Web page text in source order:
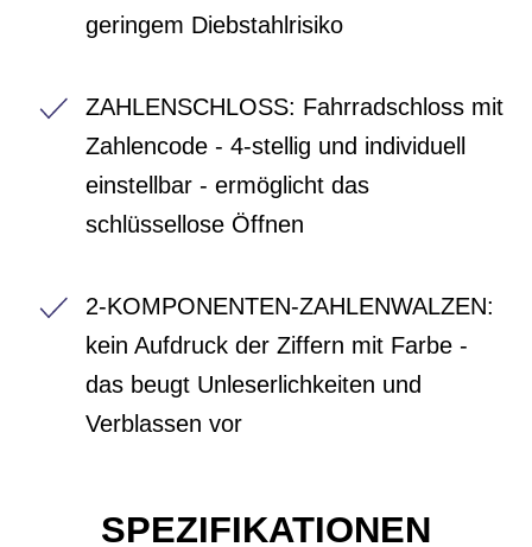
geringem Diebstahlrisiko
ZAHLENSCHLOSS: Fahrradschloss mit
Zahlencode - 4-stellig und individuell
einstellbar - ermöglicht das
schlüssellose Öffnen
2-KOMPONENTEN-ZAHLENWALZEN:
kein Aufdruck der Ziffern mit Farbe -
das beugt Unleserlichkeiten und
Verblassen vor
SPEZIFIKATIONEN